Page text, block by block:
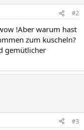
#2
!Aber warum hast
zum kuscheln?
gemütlicher
#3